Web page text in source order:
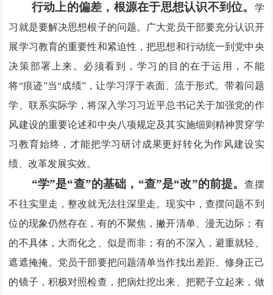
行动上的偏差，根源在于思想认识不到位。
学
习就是要解决思想根子的问题。广大党员干部要充分认识开
展学习教育的重要性和紧迫性，把思想和行动统一到党中央
决策部署上来。必须看到，学习的目的在于运用，不能
将“痕迹”当“成绩”，让学习浮于表面、流于形式。带着问题
学、联系实际学，将深入学习习近平总书记关于加强党的作
风建设的重要论述和中央八项规定及其实施细则精神贯穿学
习教育始终，才能把学习研讨成果更好转化为作风建设实
绩、改革发展实效。
“学”是“查”的基础，“查”是“改”的前提。查摆
不往实里走，整改就无法往深里走。现实中，查摆问题不到
位的现象仍然存在，有的不聚焦，撇开清单、漫无边际；有
的不具体，大而化之、似是而非；有的不深入，避重就轻、
遮遮掩掩。党员干部要把问题清单当作找出差距、修身正己
的镜子，积极对照检查，把病灶挖出来、把靶子立起来，做